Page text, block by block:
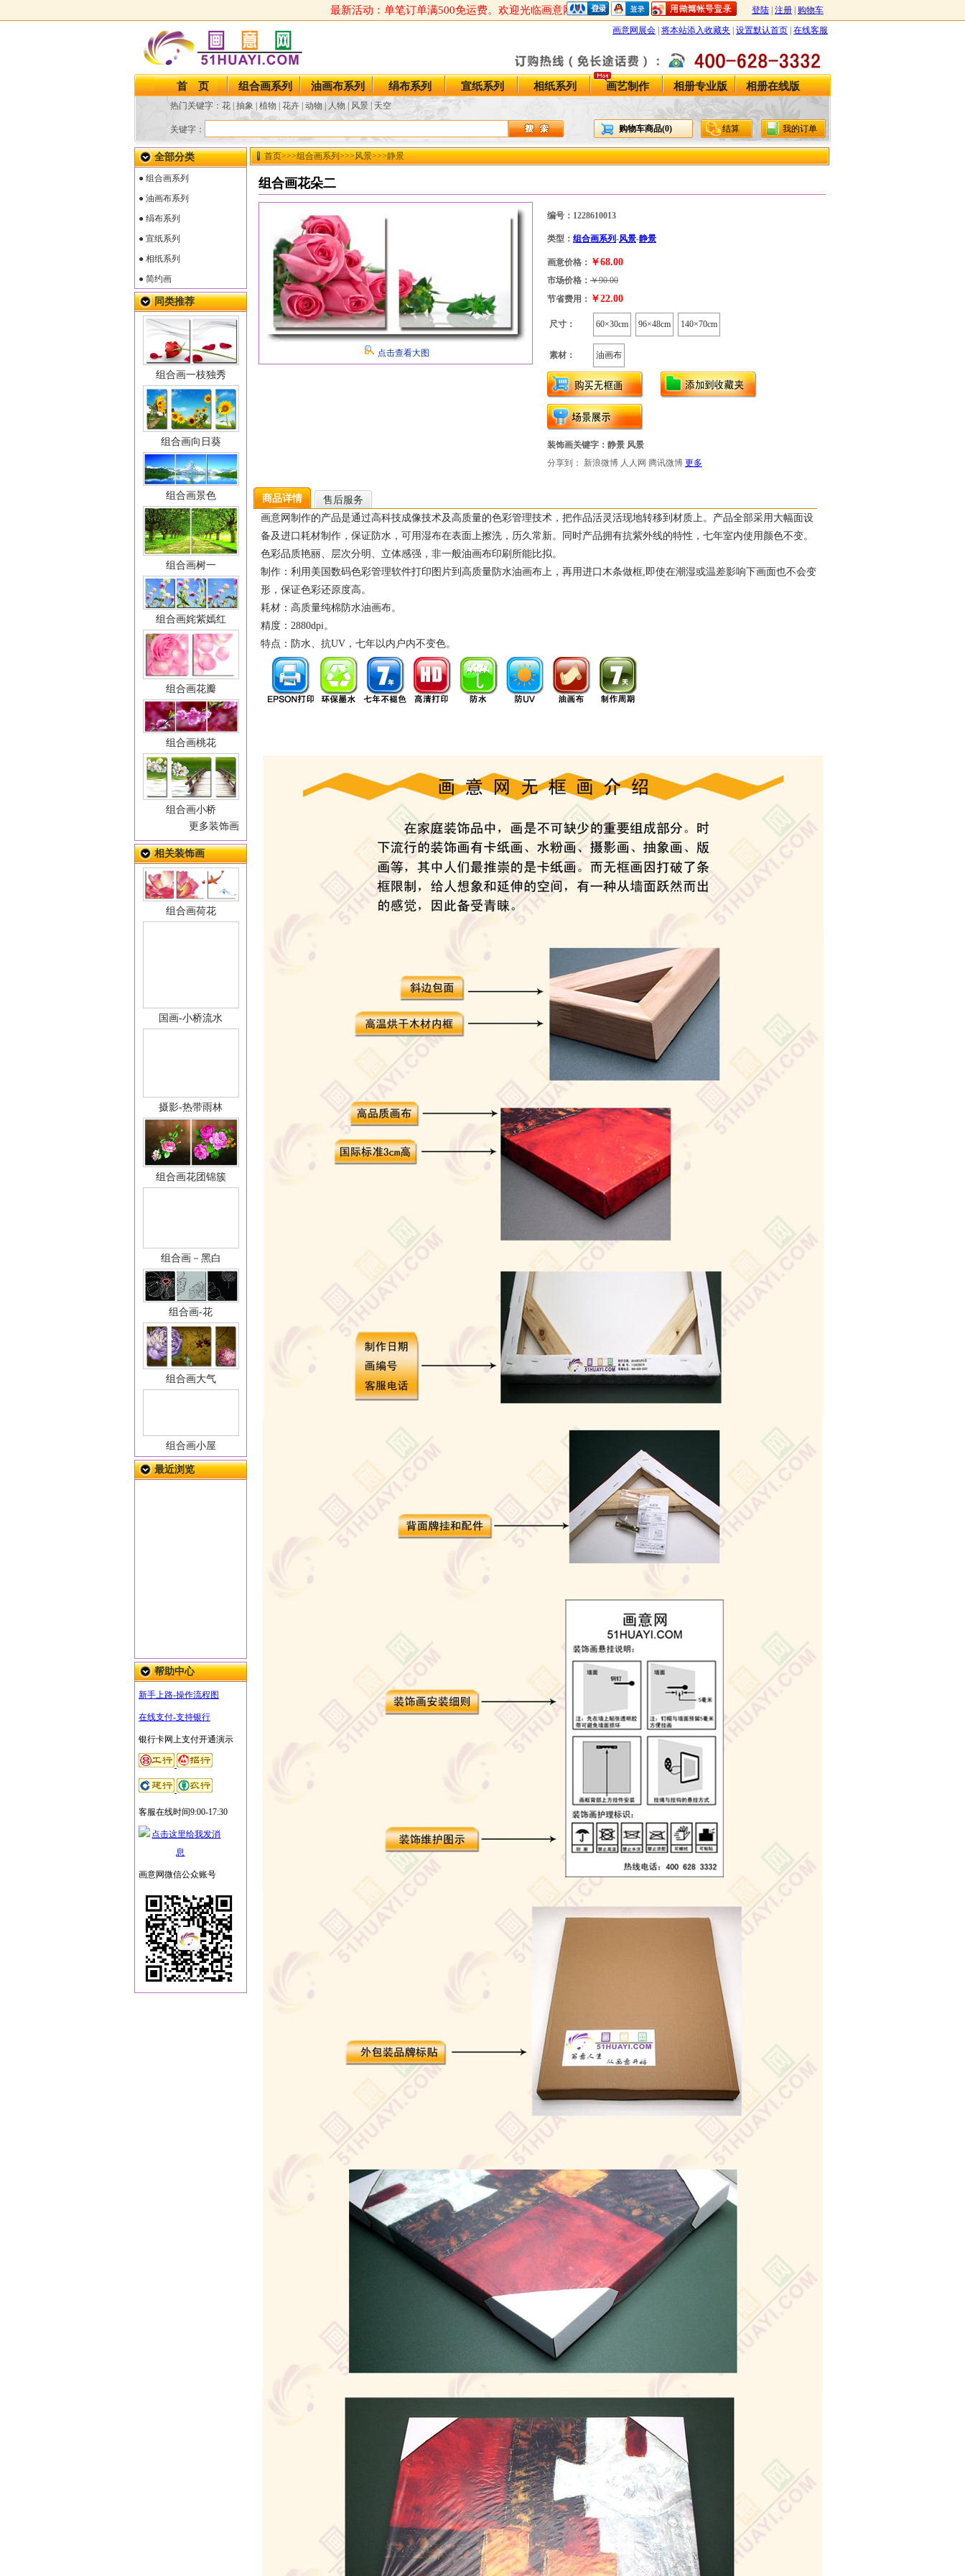
最新活动：单笔订单满500免运费。欢迎光临画意网，祝您购物愉快！！！ 登陆 注册
购物车
画意网展会 将本站添入收藏夹 设置默认首页 在线客服
首 页 组合画系列 油画布系列 绢布系列 宣纸系列 相纸系列 画艺制作 相册专业版 相册在线版
热门关键字： 花 抽象 植物 花卉 动物 人物 风景 天空
关键字： 购物车商品(0) 结算 我的订单
首页>>>组合画系列>>>风景>>>静景
组合画花朵二
点击查看大图
编号： 1228610013
类型： 组合画系列-风景-静景
画意价格： ￥68.00
市场价格： ￥90.00
节省费用： ￥22.00
尺寸： 60×30cm 96×48cm 140×70cm
素材： 油画布
装饰画关键字： 静景 风景
分享到：
新浪微博 人人网 腾讯微博 更多
商品详情
售后服务
画意网制作的产品是通过高科技成像技术及高质量的色彩管理技术，把作品活灵活现地转移到材质上。产品全部采用大幅面设
备及进口耗材制作，保证防水，可用湿布在表面上擦洗，历久常新。同时产品拥有抗紫外线的特性，七年室内使用颜色不变。
色彩品质艳丽、层次分明、立体感强，非一般油画布印刷所能比拟。
制作：利用美国数码色彩管理软件打印图片到高质量防水油画布上，再用进口木条做框,即使在潮湿或温差影响下画面也不会变
形，保证色彩还原度高。
耗材：高质量纯棉防水油画布。
精度：2880dpi。
特点：防水、抗UV，七年以内户内不变色。
全部分类
● 组合画系列
● 油画布系列
● 绢布系列
● 宣纸系列
● 相纸系列
● 简约画
同类推荐
组合画一枝独秀
组合画向日葵
组合画景色
组合画树一
组合画姹紫嫣红
组合画花瓣
组合画桃花
组合画小桥
更多装饰画
相关装饰画
组合画荷花
国画-小桥流水
摄影-热带雨林
组合画花团锦簇
组合画－黑白
组合画-花
组合画大气
组合画小屋
最近浏览
帮助中心
新手上路-操作流程图
在线支付-支持银行
银行卡网上支付开通演示
客服在线时间9:00-17:30
画意网微信公众账号